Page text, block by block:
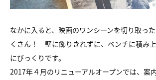
なかに入ると、映画のワンシーンを切り取っ
くさん！ 壁に飾りきれずに、ベンチに積み
にびっくりです。
2017年４月のリニューアルオープンでは、案